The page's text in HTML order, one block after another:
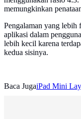
memungkinkan
Pengalaman yang lebih
aplikasi dalam
lebih kecil karena
kedua sisinya.
Baca JugaiPad Mini